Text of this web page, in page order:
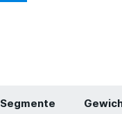
Segmente